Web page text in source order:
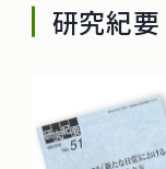
研究紀要